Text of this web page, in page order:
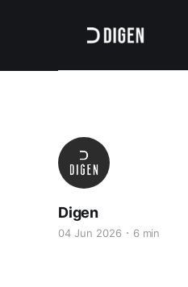
Digen
04 Jun 2026 6 min